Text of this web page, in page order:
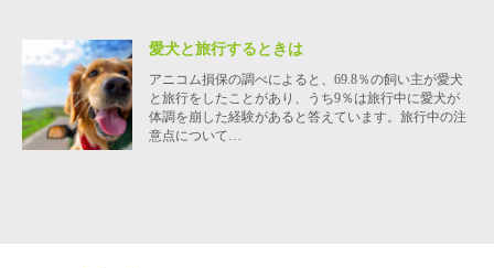
愛犬と旅行するときは
アニコム損保の調べによると、69.8％の飼い主が愛犬
と旅行をしたことがあり、うち9％は旅行中に愛犬が
体調を崩した経験があると答えています。旅行中の注
意点について…